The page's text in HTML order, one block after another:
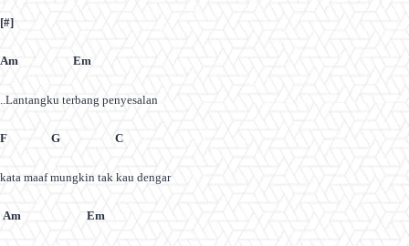
[#]
Am Em
..Lantangku terbang penyesalan
F G C
kata maaf mungkin tak kau dengar
Am Em